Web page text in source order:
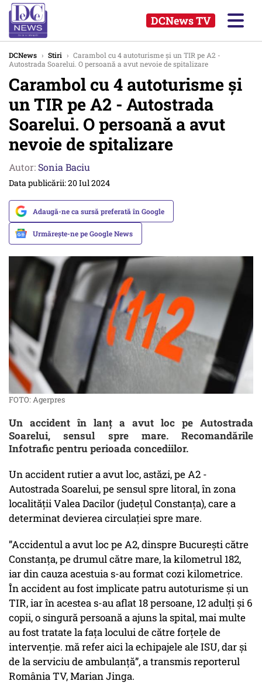
DCNews TV
DCNews › Stiri › Carambol cu 4 autoturisme și un TIR pe A2 -
Autostrada Soarelui. O persoană a avut nevoie de spitalizare
Carambol cu 4 autoturisme și
un TIR pe A2 - Autostrada
Soarelui. O persoană a avut
nevoie de spitalizare
Autor: Sonia Baciu
Data publicării: 20 Iul 2024
Adaugă-ne ca sursă preferată în Google
Urmărește-ne pe Google News
FOTO: Agerpres
Un accident în lanț a avut loc pe Autostrada
Soarelui, sensul spre mare. Recomandările
Infotrafic pentru perioada concediilor.
Un accident rutier a avut loc, astăzi, pe A2 -
Autostrada Soarelui, pe sensul spre litoral, în zona
localității Valea Dacilor (județul Constanța), care a
determinat devierea circulației spre mare.
”Accidentul a avut loc pe A2, dinspre București către
Constanța, pe drumul către mare, la kilometrul 182,
iar din cauza acestuia s-au format cozi kilometrice.
În accident au fost implicate patru autoturisme și un
TIR, iar în acestea s-au aflat 18 persoane, 12 adulți și 6
copii, o singură persoană a ajuns la spital, mai multe
au fost tratate la fața locului de către forțele de
intervenție. mă refer aici la echipajele ale ISU, dar și
de la serviciu de ambulanță”, a transmis reporterul
România TV, Marian Jinga.